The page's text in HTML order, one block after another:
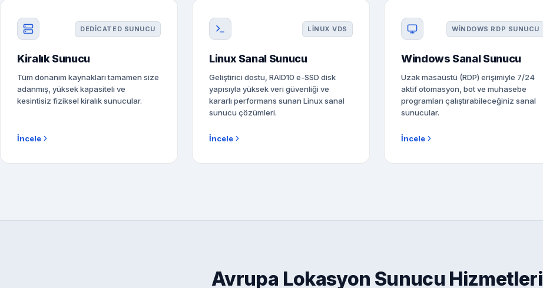
DEDICATED SUNUCU
Kiralık Sunucu
Tüm donanım kaynakları tamamen size
adanmış, yüksek kapasiteli ve
kesintisiz fiziksel kiralık sunucular.
İncele
LINUX VDS
Linux Sanal Sunucu
Geliştirici dostu, RAID10 e-SSD disk
yapısıyla yüksek veri güvenliği ve
kararlı performans sunan Linux sanal
sunucu çözümleri.
İncele
WINDOWS RDP SUNUCU
Windows Sanal Sunucu
Uzak masaüstü (RDP) erişimiyle 7/24
aktif otomasyon, bot ve muhasebe
programları çalıştırabileceğiniz sanal
sunucular.
İncele
Avrupa Lokasyon Sunucu Hizmetleri